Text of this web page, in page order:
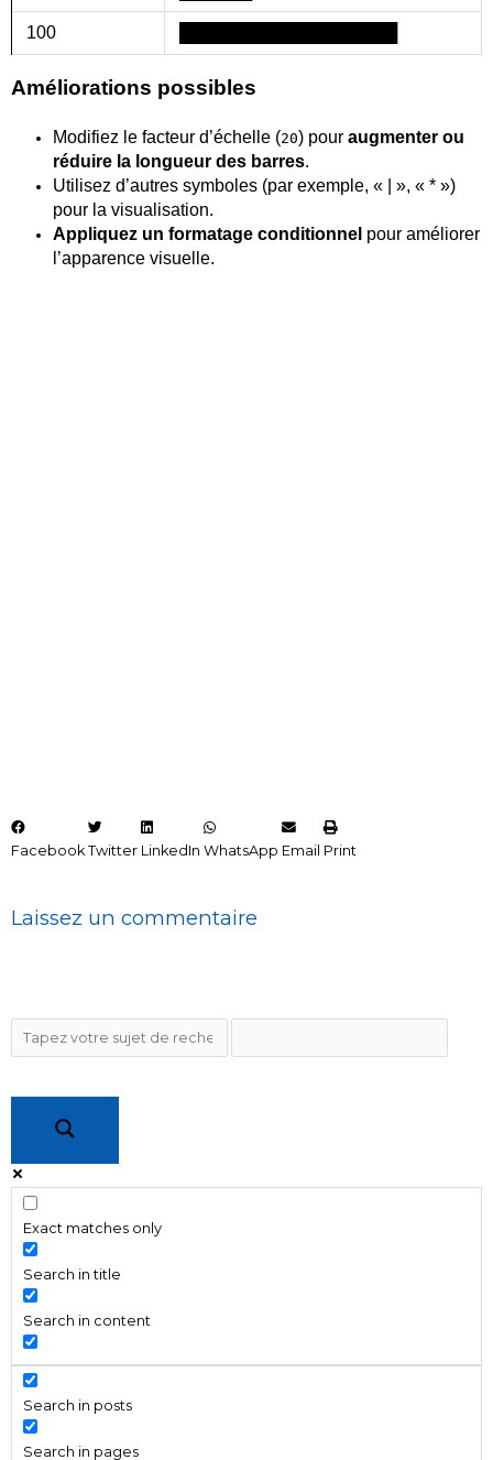
100
Améliorations possibles
Modifiez le facteur d’échelle (20) pouraugmenter ou
réduire la longueur des barres.
Utilisez d’autres symboles (par exemple, « | », « * »)
pour la visualisation.
Appliquez un formatage conditionnel pour améliorer
l’apparence visuelle.
Facebook Twitter LinkedIn WhatsApp Email Print
Laissez un commentaire
Exact matches only
Search in title
Search in content
Search in posts
Search in pages